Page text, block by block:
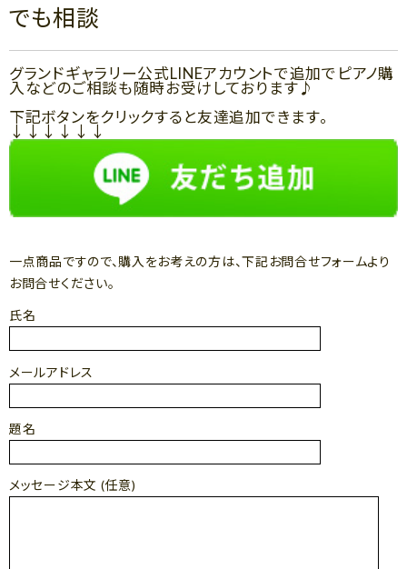
でも相談
グランドギャラリー公式LINEアカウントで追加でピアノ購
入などのご相談も随時お受けしております♪
下記ボタンをクリックすると友達追加できます。
↓↓↓↓↓↓
一点商品ですので、購入をお考えの方は、下記お問合せフォームより
お問合せください。
氏名
メールアドレス
題名
メッセージ本文 (任意)